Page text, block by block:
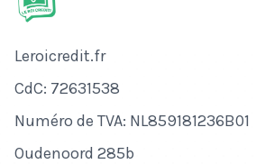
Nom de l'entreprise
Leroicredit.fr
Numéro de CdC
CdC: 72631538
Numéro de TVA
Numéro de TVA: NL859181236B01
Adresse
Oudenoord 285b